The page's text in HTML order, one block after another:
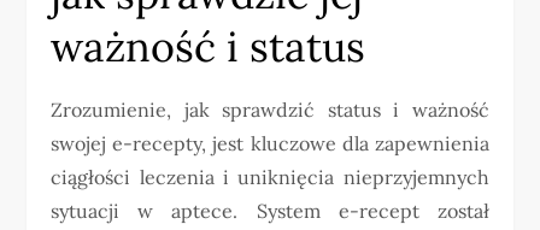
ważność i status
Zrozumienie, jak sprawdzić status i ważność
swojej e-recepty, jest kluczowe dla zapewnienia
ciągłości leczenia i uniknięcia nieprzyjemnych
sytuacji w aptece. System e-recept został